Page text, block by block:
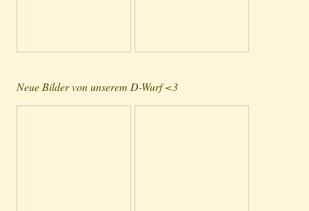
Neue Bilder von unserem D-Wurf <3